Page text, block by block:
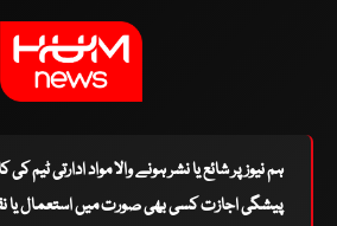
ہم نیوز پر شائع یا نشر ہونے والا مواد ادارتی ٹیم
پیشگی اجازت کسی بھی صورت میں استعمال یا